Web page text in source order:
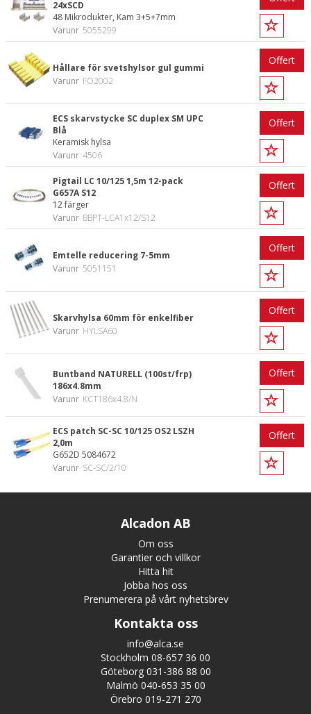
24xSCD
48 Mikrodukter, Kam 3+5+7mm
Varunr 5055299
Hållare för svetshylsor gul gummi
Varunr FO2002
Offert
ECS skarvstycke SC duplex SM UPC
Blå
Keramisk hylsa
Varunr 4506
Offert
Pigtail LC 10/125 1,5m 12-pack
G657A S12
12 färger
Varunr BBPT-LCA1x12/S12
Offert
Emtelle reducering 7-5mm
Varunr 5051151
Offert
Skarvhylsa 60mm för enkelfiber
Varunr HYLSA60
Offert
Buntband NATURELL (100st/frp)
186x4.8mm
Varunr KCT186x4.8/N
Offert
ECS patch SC-SC 10/125 OS2 LSZH
2,0m
G652D 5084672
Varunr SC-SC/2/10
Offert
Alcadon AB
Om oss
Garantier och villkor
Hitta hit
Jobba hos oss
Prenumerera på vårt nyhetsbrev
Kontakta oss
info@alca.se
Stockholm 08-657 36 00
Göteborg 031-386 88 00
Malmö 040-653 35 00
Örebro 019-271 270